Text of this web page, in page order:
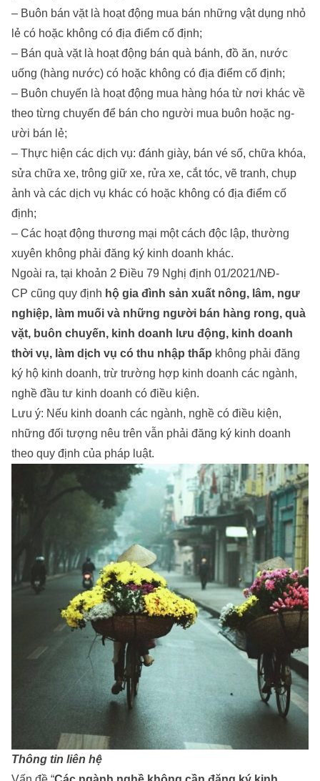
– Buôn bán vặt là hoạt động mua bán những vật dụng nhỏ
lẻ có hoặc không có địa điểm cố định;
– Bán quà vặt là hoạt động bán quà bánh, đồ ăn, n­ước
uống (hàng nước) có hoặc không có địa điểm cố định;
– Buôn chuyến là hoạt động mua hàng hóa từ nơi khác về
theo từng chuyến để bán cho người mua buôn hoặc ng­
ười bán lẻ;
– Thực hiện các dịch vụ: đánh giày, bán vé số, chữa khóa,
sửa chữa xe, trông giữ xe, rửa xe, cắt tóc, vẽ tranh, chụp
ảnh và các dịch vụ khác có hoặc không có địa điểm cố
định;
– Các hoạt động thương mại một cách độc lập, th­ường
xuyên không phải đăng ký kinh doanh khác.
Ngoài ra, tại khoản 2 Điều 79 Nghị định 01/2021/NĐ-
CP cũng quy định hộ gia đình sản xuất nông, lâm, ngư
nghiệp, làm muối và những người bán hàng rong, quà
vặt, buôn chuyến, kinh doanh lưu động, kinh doanh
thời vụ, làm dịch vụ có thu nhập thấp không phải đăng
ký hộ kinh doanh, trừ trường hợp kinh doanh các ngành,
nghề đầu tư kinh doanh có điều kiện.
Lưu ý: Nếu kinh doanh các ngành, nghề có điều kiện,
những đối tượng nêu trên vẫn phải đăng ký kinh doanh
theo quy định của pháp luật.
Thông tin liên hệ